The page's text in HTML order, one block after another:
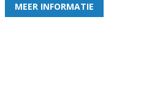
MEER INFORMATIE